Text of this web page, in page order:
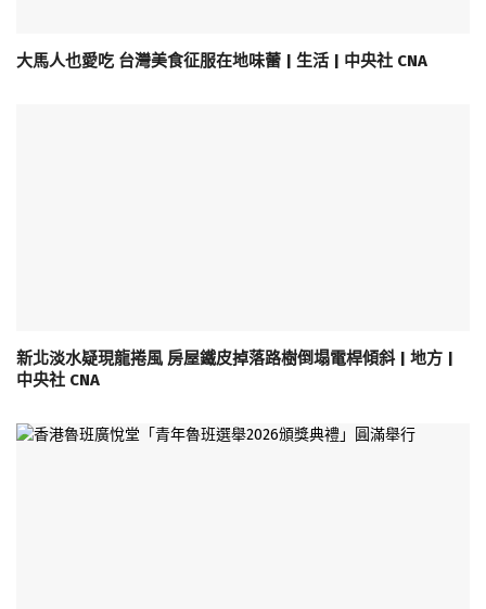
大馬人也愛吃 台灣美食征服在地味蕾 | 生活 | 中央社 CNA
新北淡水疑現龍捲風 房屋鐵皮掉落路樹倒塌電桿傾斜 | 地方 |
中央社 CNA